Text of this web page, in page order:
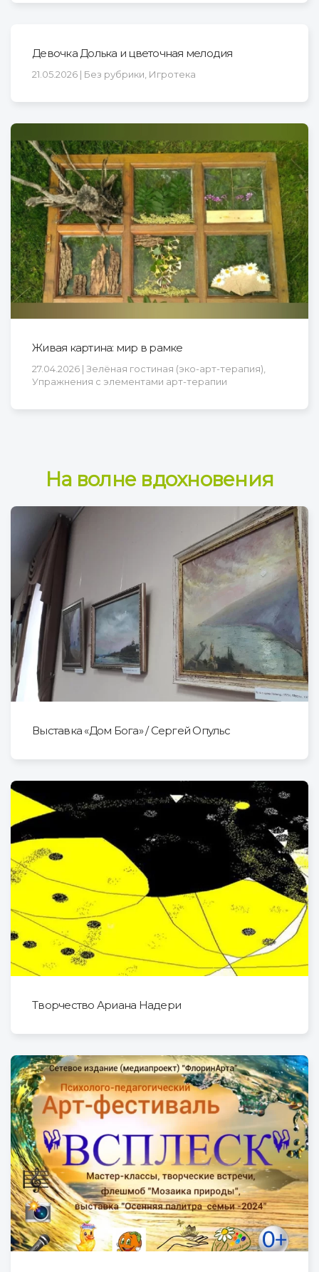
Девочка Долька и цветочная мелодия
21.05.2026 | Без рубрики, Игротека
Живая картина: мир в рамке
27.04.2026 | Зелёная гостиная (эко-арт-терапия),
Упражнения с элементами арт-терапии
На волне вдохновения
Выставка «Дом Бога» / Сергей Опульс
Творчество Ариана Надери